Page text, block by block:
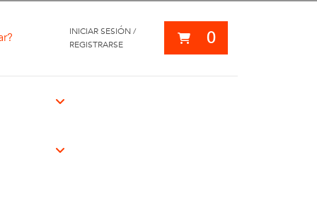
INICIAR SESIÓN /
REGISTRARSE
0